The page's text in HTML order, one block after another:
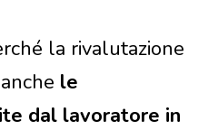
la rivalutazione
le
dal lavoratore in